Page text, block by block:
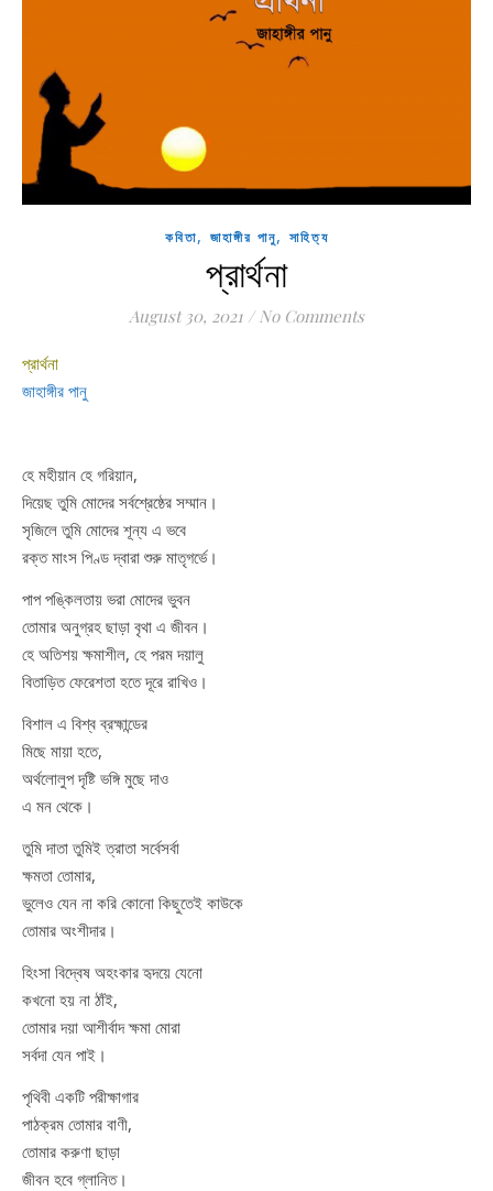
কবিতা, জাহাঙ্গীর পানু, সাহিত্য
প্রার্থনা
August 30, 2021 / No Comments
প্রার্থনা
জাহাঙ্গীর পানু
হে মহীয়ান হে গরিয়ান,
দিয়েছ তুমি মোদের সর্বশ্রেষ্ঠের সম্মান।
সৃজিলে তুমি মোদের শূন্য এ ভবে
রক্ত মাংস পিণ্ড দ্বারা শুরু মাতৃগর্ভে।
পাপ পঙ্কিলতায় ভরা মোদের ভুবন
তোমার অনুগ্রহ ছাড়া বৃথা এ জীবন।
হে অতিশয় ক্ষমাশীল, হে পরম দয়ালু
বিতাড়িত ফেরেশতা হতে দূরে রাখিও।
বিশাল এ বিশ্ব ব্রহ্মান্ডের
মিছে মায়া হতে,
অর্থলোলুপ দৃষ্টি ভঙ্গি মুছে দাও
এ মন থেকে।
তুমি দাতা তুমিই ত্রাতা সর্বেসর্বা
ক্ষমতা তোমার,
ভুলেও যেন না করি কোনো কিছুতেই কাউকে
তোমার অংশীদার।
হিংসা বিদ্বেষ অহংকার হৃদয়ে যেনো
কখনো হয় না ঠাঁই,
তোমার দয়া আশীর্বাদ ক্ষমা মোরা
সর্বদা যেন পাই।
পৃথিবী একটি পরীক্ষাগার
পাঠক্রম তোমার বাণী,
তোমার করুণা ছাড়া
জীবন হবে গ্লানিত।